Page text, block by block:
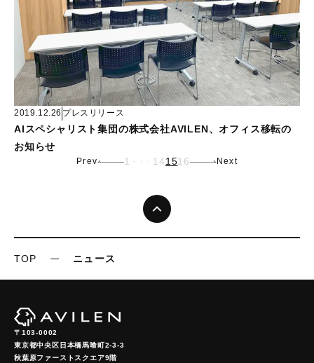
2019.12.26 プレスリリース
AIスペシャリスト集団の株式会社AVILEN、オフィス移転の
お知らせ
Prev 1 ・・・ 141516 Next
TOP ニュース
〒103-0002
東京都中央区日本橋馬喰町2-3-3
秋葉原ファーストスクエア9階